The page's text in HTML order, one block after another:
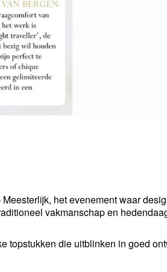
het evenement waar
vakmanschap en
topstukken die uitblinken in goed